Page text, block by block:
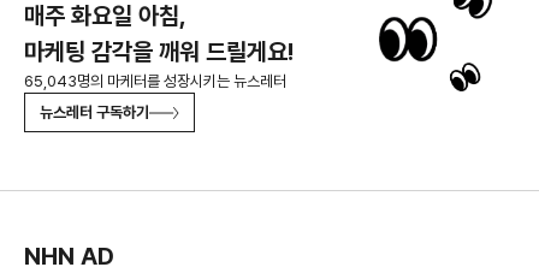
매주 화요일 아침,
마케팅 감각을 깨워 드릴게요!
65,043명의 마케터를 성장시키는 뉴스레터
뉴스레터 구독하기
NHN AD